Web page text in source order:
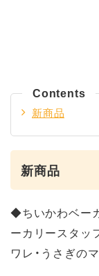
Contents
新商品
新商品
◆ちいかわベー
ーカリースタッ
ワレ・うさぎの